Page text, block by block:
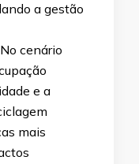
a gestão
cenário
e a
mais